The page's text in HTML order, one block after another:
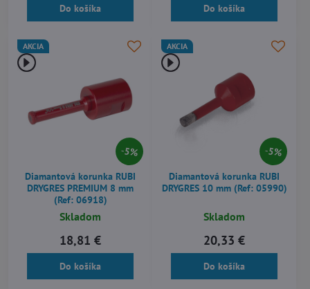
Do košíka Do košíka
5%
AKCIA
Diamantová korunka RUBI
DRYGRES PREMIUM 8 mm
(Ref: 06918)
Skladom
18,81 €
Do košíka
5%
AKCIA
Diamantová korunka RUBI
DRYGRES 10 mm (Ref: 05990)
Skladom
20,33 €
Do košíka